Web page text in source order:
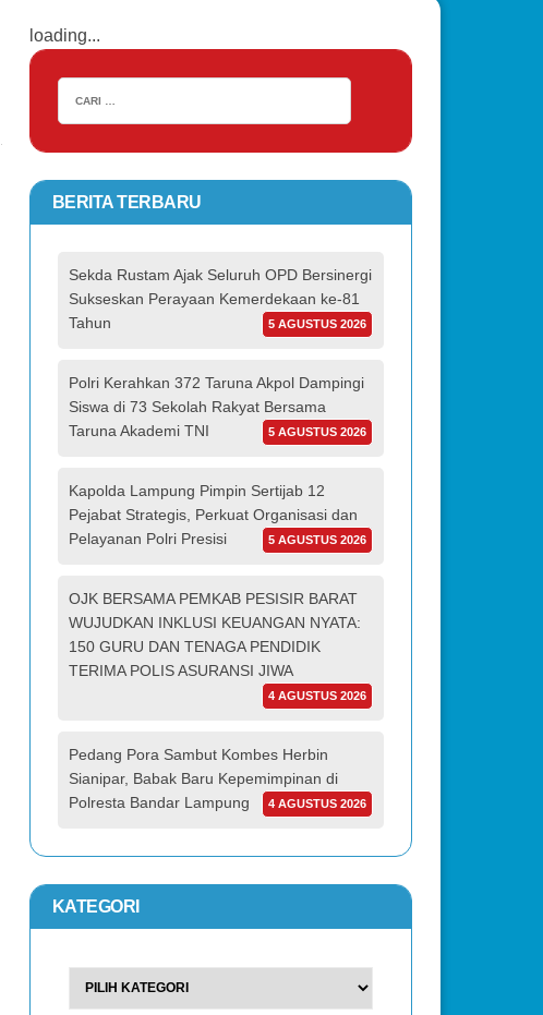
loading...
BERITA TERBARU
Sekda Rustam Ajak Seluruh OPD Bersinergi
Sukseskan Perayaan Kemerdekaan ke-81
Tahun
5 AGUSTUS 2026
Polri Kerahkan 372 Taruna Akpol Dampingi
Siswa di 73 Sekolah Rakyat Bersama
Taruna Akademi TNI
5 AGUSTUS 2026
Kapolda Lampung Pimpin Sertijab 12
Pejabat Strategis, Perkuat Organisasi dan
Pelayanan Polri Presisi
5 AGUSTUS 2026
OJK BERSAMA PEMKAB PESISIR BARAT
WUJUDKAN INKLUSI KEUANGAN NYATA:
150 GURU DAN TENAGA PENDIDIK
TERIMA POLIS ASURANSI JIWA
4 AGUSTUS 2026
Pedang Pora Sambut Kombes Herbin
Sianipar, Babak Baru Kepemimpinan di
Polresta Bandar Lampung
4 AGUSTUS 2026
KATEGORI